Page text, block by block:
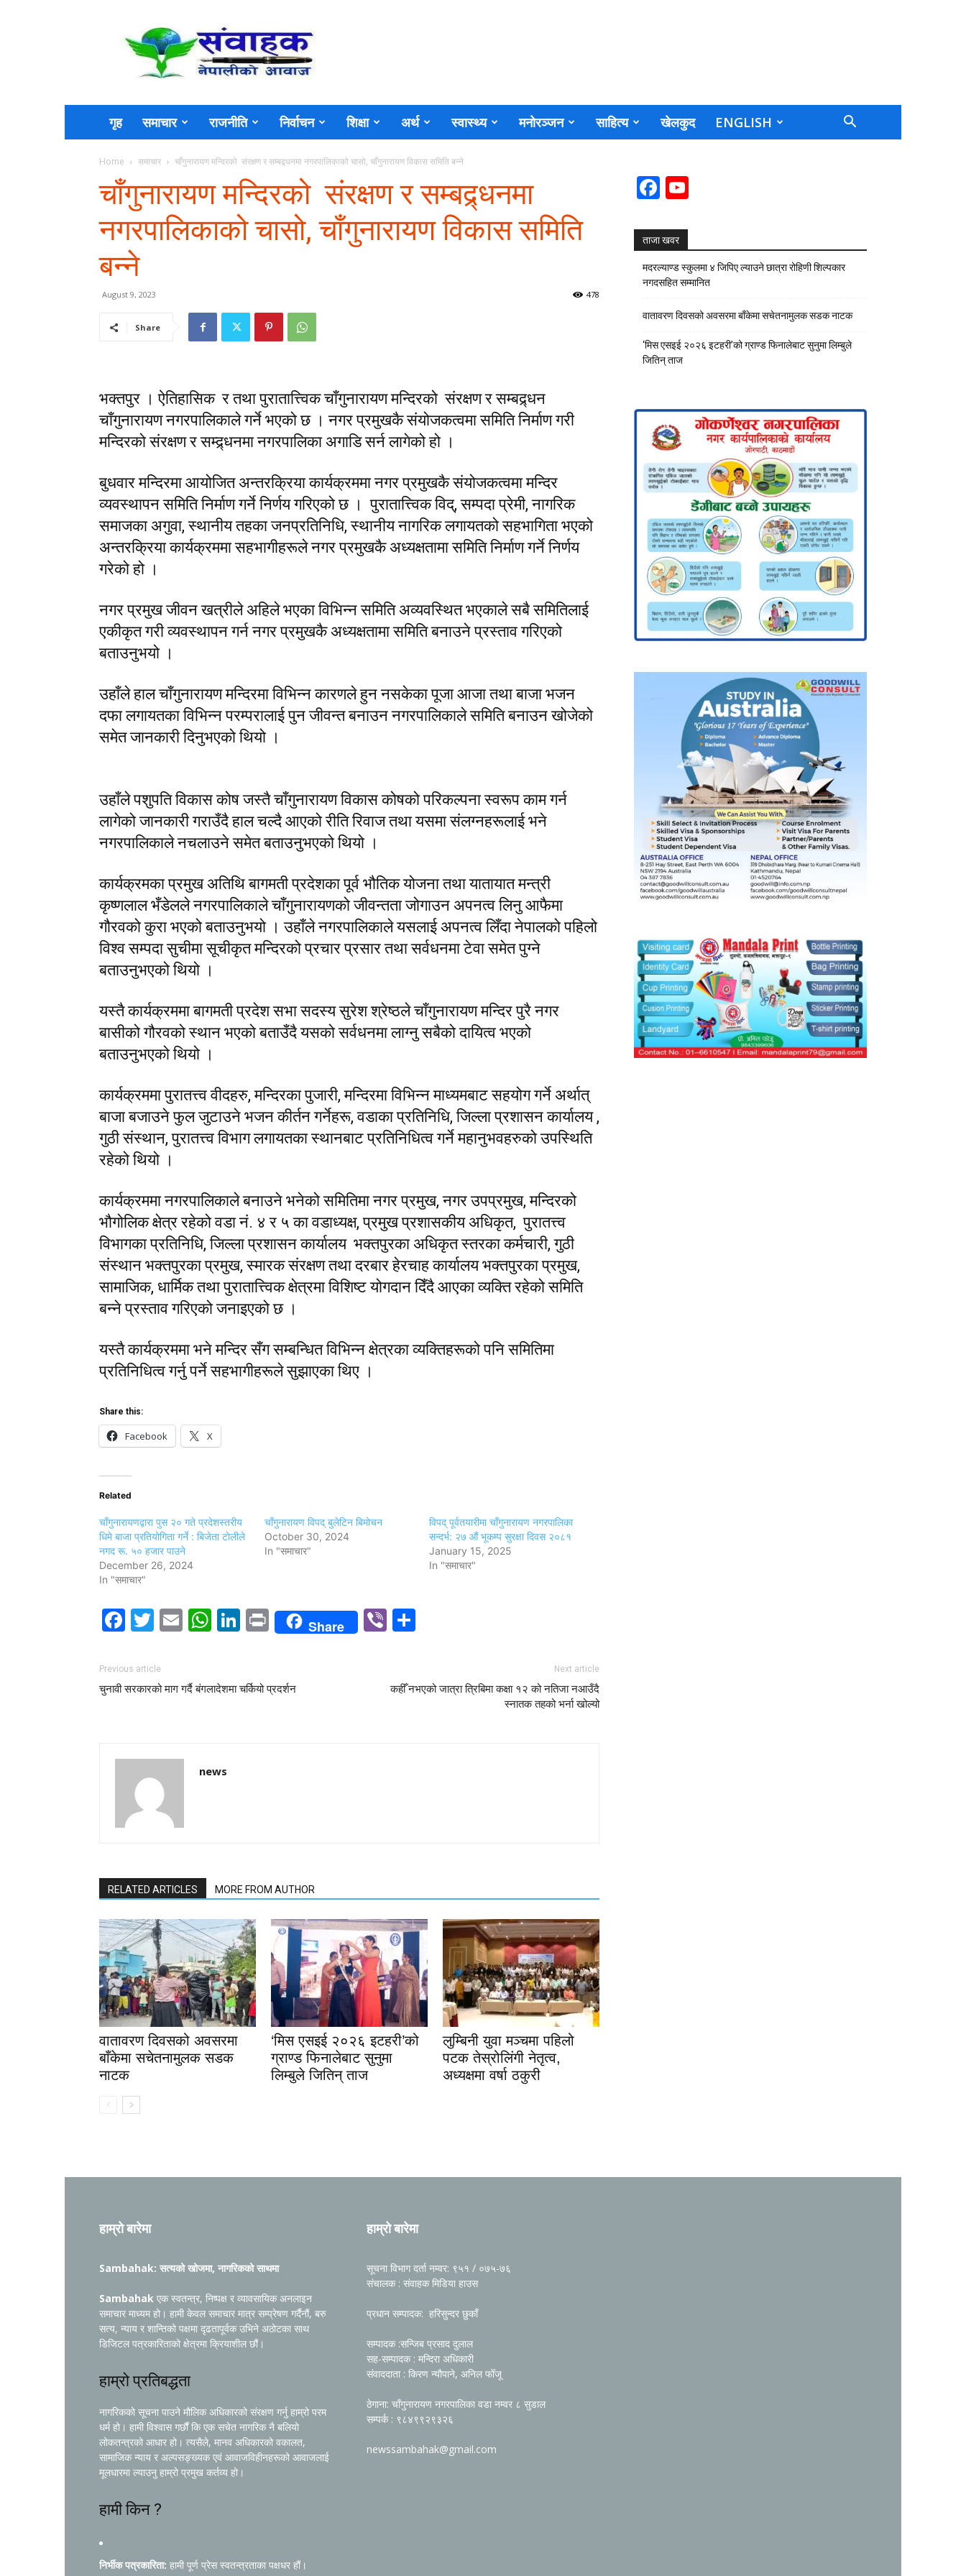
Sambahak
गृह समाचार राजनीति निर्वाचन शिक्षा अर्थ स्वास्थ्य मनोरञ्जन साहित्य खेलकुद ENGLISH
Home समाचार चाँगुनारायण मन्दिरको संरक्षण र सम्बद्र्धनमा नगरपालिकाको चासो, चाँगुनारायण विकास समिति बन्ने
चाँगुनारायण मन्दिरको संरक्षण र सम्बद्र्धनमा
नगरपालिकाको चासो, चाँगुनारायण विकास समिति
बन्ने
August 9, 2023 478
Share
भक्तपुर । ऐतिहासिक र तथा पुरातात्त्विक चाँगुनारायण मन्दिरको संरक्षण र सम्बद्र्धन
चाँगुनारायण नगरपालिकाले गर्ने भएको छ । नगर प्रमुखकै संयोजकत्वमा समिति निर्माण गरी
मन्दिरको संरक्षण र सम्द्र्धनमा नगरपालिका अगाडि सर्न लागेको हो ।
बुधवार मन्दिरमा आयोजित अन्तरक्रिया कार्यक्रममा नगर प्रमुखकै संयोजकत्वमा मन्दिर
व्यवस्थापन समिति निर्माण गर्ने निर्णय गरिएको छ । पुरातात्त्विक विद्, सम्पदा प्रेमी, नागरिक
समाजका अगुवा, स्थानीय तहका जनप्रतिनिधि, स्थानीय नागरिक लगायतको सहभागिता भएको
अन्तरक्रिया कार्यक्रममा सहभागीहरूले नगर प्रमुखकै अध्यक्षतामा समिति निर्माण गर्ने निर्णय
गरेको हो ।
नगर प्रमुख जीवन खत्रीले अहिले भएका विभिन्न समिति अव्यवस्थित भएकाले सबै समितिलाई
एकीकृत गरी व्यवस्थापन गर्न नगर प्रमुखकै अध्यक्षतामा समिति बनाउने प्रस्ताव गरिएको
बताउनुभयो ।
उहाँले हाल चाँगुनारायण मन्दिरमा विभिन्न कारणले हुन नसकेका पूजा आजा तथा बाजा भजन
दफा लगायतका विभिन्न परम्परालाई पुन जीवन्त बनाउन नगरपालिकाले समिति बनाउन खोजेको
समेत जानकारी दिनुभएको थियो ।
उहाँले पशुपति विकास कोष जस्तै चाँगुनारायण विकास कोषको परिकल्पना स्वरूप काम गर्न
लागेको जानकारी गराउँदै हाल चल्दै आएको रीति रिवाज तथा यसमा संलग्नहरूलाई भने
नगरपालिकाले नचलाउने समेत बताउनुभएको थियो ।
कार्यक्रमका प्रमुख अतिथि बागमती प्रदेशका पूर्व भौतिक योजना तथा यातायात मन्त्री
कृष्णलाल भँडेलले नगरपालिकाले चाँगुनारायणको जीवन्तता जोगाउन अपनत्व लिनु आफैमा
गौरवको कुरा भएको बताउनुभयो । उहाँले नगरपालिकाले यसलाई अपनत्व लिँदा नेपालको पहिलो
विश्व सम्पदा सुचीमा सूचीकृत मन्दिरको प्रचार प्रसार तथा सर्वधनमा टेवा समेत पुग्ने
बताउनुभएको थियो ।
यस्तै कार्यक्रममा बागमती प्रदेश सभा सदस्य सुरेश श्रेष्ठले चाँगुनारायण मन्दिर पुरै नगर
बासीको गौरवको स्थान भएको बताउँदै यसको सर्वधनमा लाग्नु सबैको दायित्व भएको
बताउनुभएको थियो ।
कार्यक्रममा पुरातत्त्व वीदहरु, मन्दिरका पुजारी, मन्दिरमा विभिन्न माध्यमबाट सहयोग गर्ने अर्थात्
बाजा बजाउने फुल जुटाउने भजन कीर्तन गर्नेहरू, वडाका प्रतिनिधि, जिल्ला प्रशासन कार्यालय ,
गुठी संस्थान, पुरातत्त्व विभाग लगायतका स्थानबाट प्रतिनिधित्व गर्ने महानुभवहरुको उपस्थिति
रहेको थियो ।
कार्यक्रममा नगरपालिकाले बनाउने भनेको समितिमा नगर प्रमुख, नगर उपप्रमुख, मन्दिरको
भौगोलिक क्षेत्र रहेको वडा नं. ४ र ५ का वडाध्यक्ष, प्रमुख प्रशासकीय अधिकृत, पुरातत्त्व
विभागका प्रतिनिधि, जिल्ला प्रशासन कार्यालय भक्तपुरका अधिकृत स्तरका कर्मचारी, गुठी
संस्थान भक्तपुरका प्रमुख, स्मारक संरक्षण तथा दरबार हेरचाह कार्यालय भक्तपुरका प्रमुख,
सामाजिक, धार्मिक तथा पुरातात्त्विक क्षेत्रमा विशिष्ट योगदान दिँदै आएका व्यक्ति रहेको समिति
बन्ने प्रस्ताव गरिएको जनाइएको छ ।
यस्तै कार्यक्रममा भने मन्दिर सँग सम्बन्धित विभिन्न क्षेत्रका व्यक्तिहरूको पनि समितिमा
प्रतिनिधित्व गर्नु पर्ने सहभागीहरूले सुझाएका थिए ।
Share this:
Facebook X
Related
चाँगुनारायणद्वारा पुस २० गते प्रदेशस्तरीय
धिमे बाजा प्रतियोगिता गर्ने : बिजेता टाेलीले
नगद रू. ५० हजार पाउने
December 26, 2024
In "समाचार"
चाँगुनारायण विपद् बुलेटिन बिमोचन
October 30, 2024
In "समाचार"
विपद् पूर्वतयारीमा चाँगुनारायण नगरपालिका
सन्दर्भ: २७ औं भूकम्प सुरक्षा दिवस २०८१
January 15, 2025
In "समाचार"
Facebook
Twitter
EmailWhatsApp
LinkedIn
PrintShare Viber
Previous article
चुनावी सरकारको माग गर्दै बंगलादेशमा चर्कियो प्रदर्शन
Next article
कहीँ नभएको जात्रा त्रिबिमा कक्षा १२ को नतिजा नआउँदै
स्नातक तहको भर्ना खोल्यो
news
RELATED ARTICLES MORE FROM AUTHOR
वातावरण दिवसको अवसरमा
बाँकेमा सचेतनामुलक सडक
नाटक
‘मिस एसइई २०२६ इटहरी’को
ग्राण्ड फिनालेबाट सुनुमा
लिम्बुले जितिन् ताज
लुम्बिनी युवा मञ्चमा पहिलो
पटक तेस्रोलिंगी नेतृत्व,
अध्यक्षमा वर्षा ठकुरी
Facebook
ताजा खवर
मदरल्याण्ड स्कुलमा ४ जिपिए ल्याउने छात्रा रोहिणी शिल्पकार
नगदसहित सम्मानित
वातावरण दिवसको अवसरमा बाँकेमा सचेतनामुलक सडक नाटक
‘मिस एसइई २०२६ इटहरी’को ग्राण्ड फिनालेबाट सुनुमा लिम्बुले
जितिन् ताज
हाम्रो बारेमा
Sambahak: सत्यको खोजमा, नागरिकको साथमा
Sambahak एक स्वतन्त्र, निष्पक्ष र व्यावसायिक अनलाइन
समाचार माध्यम हो। हामी केवल समाचार मात्र सम्प्रेषण गर्दैनौं, बरु
सत्य, न्याय र शान्तिको पक्षमा दृढतापूर्वक उभिने अठोटका साथ
डिजिटल पत्रकारिताको क्षेत्रमा क्रियाशील छौं।
हाम्रो प्रतिबद्धता
नागरिकको सूचना पाउने मौलिक अधिकारको संरक्षण गर्नु हाम्रो परम
धर्म हो। हामी विश्वास गर्छौं कि एक सचेत नागरिक नै बलियो
लोकतन्त्रको आधार हो। त्यसैले, मानव अधिकारको वकालत,
सामाजिक न्याय र अल्पसङ्ख्यक एवं आवाजविहीनहरूको आवाजलाई
मूलधारमा ल्याउनु हाम्रो प्रमुख कर्तव्य हो।
हामी किन ?
निर्भीक पत्रकारिता: हामी पूर्ण प्रेस स्वतन्त्रताका पक्षधर हौं।
हाम्रो बारेमा
सूचना विभाग दर्ता नम्वर: ९५१ / ०७५-७६
संचालक : संवाहक मिडिया हाउस
प्रधान सम्पादक: हरिसुन्दर छुकाँ
सम्पादक :सन्जिब प्रसाद दुलाल
सह-सम्पादक : मन्दिरा अधिकारी
संवाददाता : किरण न्यौपाने, अनिल फोँजू
ठेगाना: चाँगुनारायण नगरपालिका वडा नम्वर ८ सुडाल
सम्पर्क : ९८४९९२९३२६
newssambahak@gmail.com